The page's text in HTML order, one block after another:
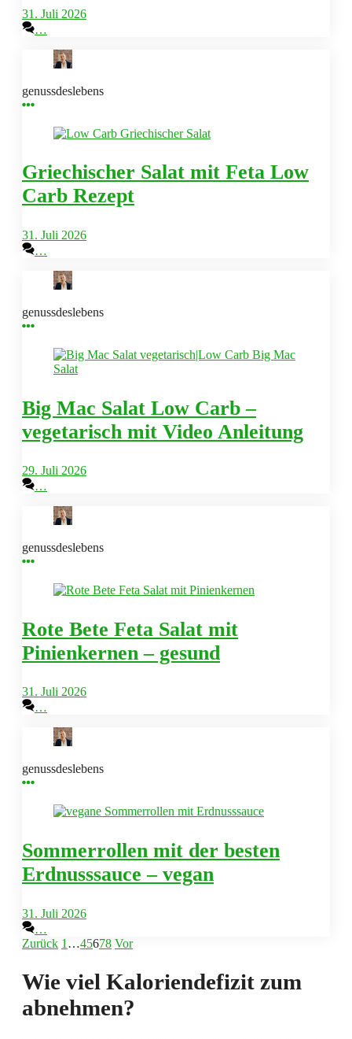
31. Juli 2026
…
genussdeslebens
Griechischer Salat mit Feta Low
Carb Rezept
31. Juli 2026
…
genussdeslebens
Big Mac Salat Low Carb –
vegetarisch mit Video Anleitung
29. Juli 2026
…
genussdeslebens
Rote Bete Feta Salat mit
Pinienkernen – gesund
31. Juli 2026
…
genussdeslebens
Sommerrollen mit der besten
Erdnusssauce – vegan
31. Juli 2026
…
Zurück 1 …45678 Vor
Wie viel Kaloriendefizit zum
abnehmen?